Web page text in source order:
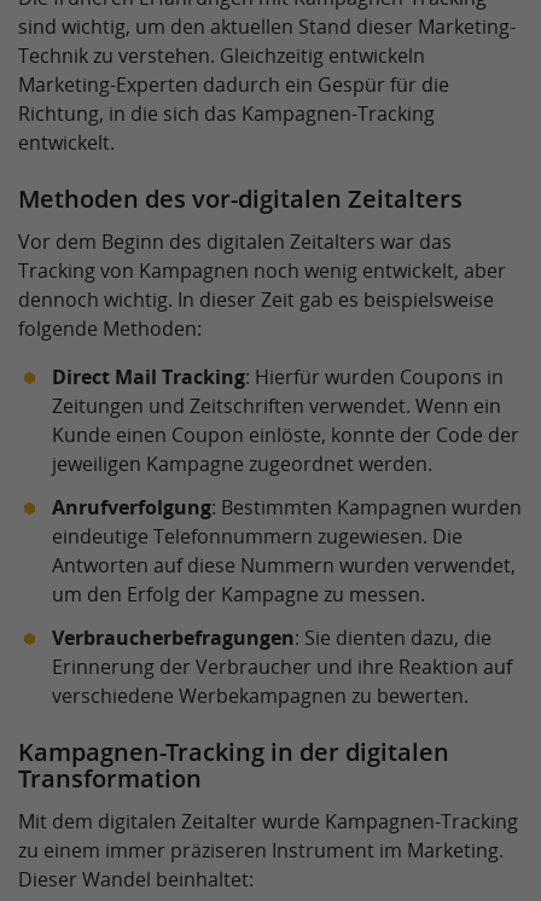
sind wichtig, um den aktuellen Stand dieser Marketing-
Technik zu verstehen. Gleichzeitig entwickeln
Marketing-Experten dadurch ein Gespür für die
Richtung, in die sich das Kampagnen-Tracking
entwickelt.
Methoden des vor-digitalen Zeitalters
Vor dem Beginn des digitalen Zeitalters war das
Tracking von Kampagnen noch wenig entwickelt, aber
dennoch wichtig. In dieser Zeit gab es beispielsweise
folgende Methoden:
Direct Mail Tracking: Hierfür wurden Coupons in
Zeitungen und Zeitschriften verwendet. Wenn ein
Kunde einen Coupon einlöste, konnte der Code der
jeweiligen Kampagne zugeordnet werden.
Anrufverfolgung: Bestimmten Kampagnen wurden
eindeutige Telefonnummern zugewiesen. Die
Antworten auf diese Nummern wurden verwendet,
um den Erfolg der Kampagne zu messen.
Verbraucherbefragungen: Sie dienten dazu, die
Erinnerung der Verbraucher und ihre Reaktion auf
verschiedene Werbekampagnen zu bewerten.
Kampagnen-Tracking in der digitalen
Transformation
Mit dem digitalen Zeitalter wurde Kampagnen-Tracking
zu einem immer präziseren Instrument im Marketing.
Dieser Wandel beinhaltet: